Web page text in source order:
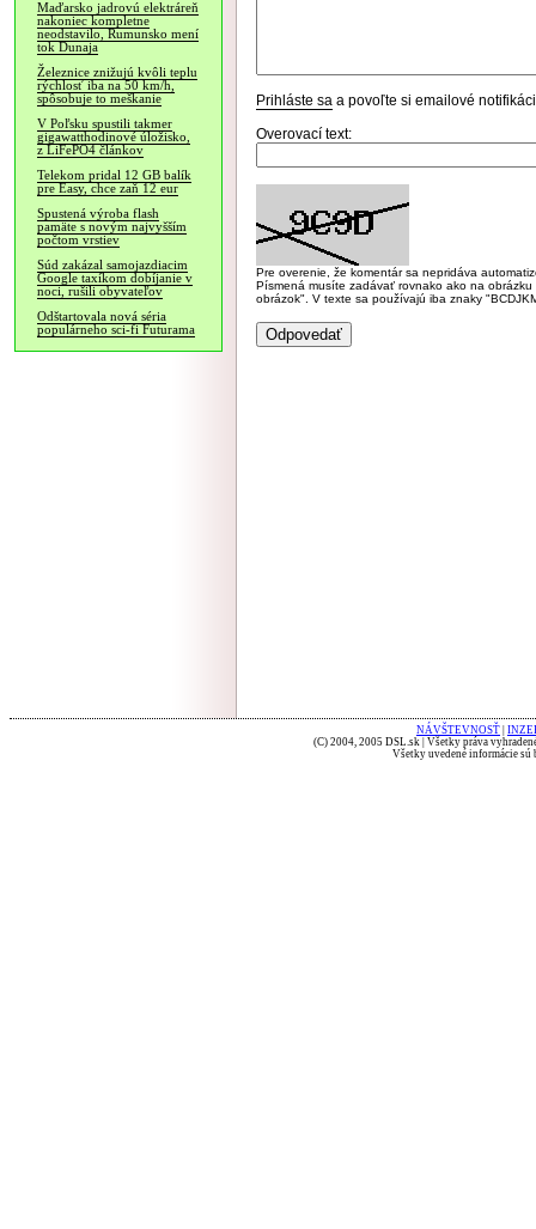
Maďarsko jadrovú elektráreň
nakoniec kompletne
neodstavilo, Rumunsko mení
tok Dunaja
Železnice znižujú kvôli teplu
rýchlosť iba na 50 km/h,
spôsobuje to meškanie
V Poľsku spustili takmer
gigawatthodinové úložisko,
z LiFePO4 článkov
Telekom pridal 12 GB balík
pre Easy, chce zaň 12 eur
Spustená výroba flash
pamäte s novým najvyšším
počtom vrstiev
Súd zakázal samojazdiacim
Google taxíkom dobíjanie v
noci, rušili obyvateľov
Odštartovala nová séria
populárneho sci-fi Futurama
Prihláste sa a povoľte si emailové
Overovací text:
Pre overenie, že komentár sa nepridáva
Písmená musíte zadávať rovnako ako na
obrázok". V texte sa používajú iba znaky
NÁVŠTEVNOSŤ
(C) 2004, 2005 DSL.sk | Všetky práva
Všetky uvedené informácie sú